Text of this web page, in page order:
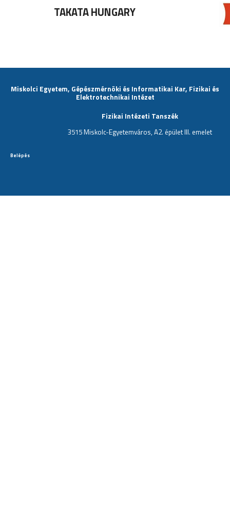
TAKATA HUNGARY
Miskolci Egyetem, Gépészmérnöki és Informatikai Kar, Fizikai és
Elektrotechnikai Intézet
Fizikai Intézeti Tanszék
3515 Miskolc-Egyetemváros, A2. épület III. emelet
Belépés